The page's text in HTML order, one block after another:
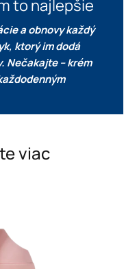
to najlepšie
a obnovy každý
ktorý im dodá
Nečakajte – krém
viac